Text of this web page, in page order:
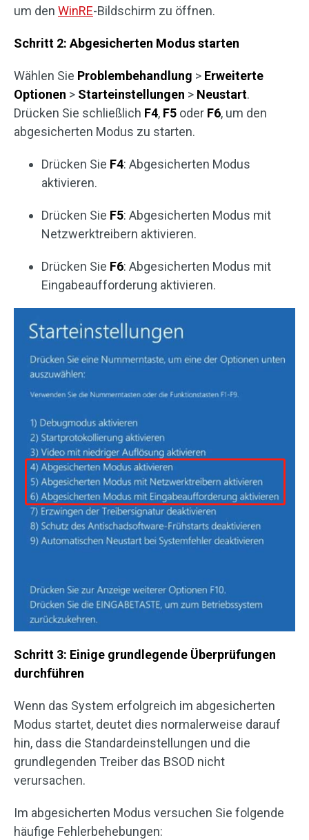
um den WinRE-Bildschirm zu öffnen.
Schritt 2: Abgesicherten Modus starten
Wählen Sie Problembehandlung > Erweiterte
Optionen > Starteinstellungen > Neustart.
Drücken Sie schließlich F4, F5 oder F6, um den
abgesicherten Modus zu starten.
Drücken Sie F4: Abgesicherten Modus
aktivieren.
Drücken Sie F5: Abgesicherten Modus mit
Netzwerktreibern aktivieren.
Drücken Sie F6: Abgesicherten Modus mit
Eingabeaufforderung aktivieren.
Schritt 3: Einige grundlegende Überprüfungen
durchführen
Wenn das System erfolgreich im abgesicherten
Modus startet, deutet dies normalerweise darauf
hin, dass die Standardeinstellungen und die
grundlegenden Treiber das BSOD nicht
verursachen.
Im abgesicherten Modus versuchen Sie folgende
häufige Fehlerbehebungen: